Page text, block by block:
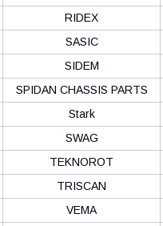
RIDEX
SASIC
SIDEM
SPIDAN CHASSIS PARTS
Stark
SWAG
TEKNOROT
TRISCAN
VEMA